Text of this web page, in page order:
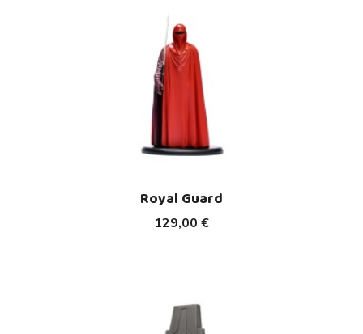
129,00 €
Royal Guard